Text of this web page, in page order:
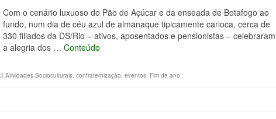
Com o cenário luxuoso do Pão de Açúcar e da enseada de Botafogo ao
fundo, num dia de céu azul de almanaque tipicamente carioca, cerca de
330 filiados da DS/Rio – ativos, aposentados e pensionistas – celebraram
a alegria dos … Conteúdo
Atividades Socioculturais, confraternização eventos, Fim de ano